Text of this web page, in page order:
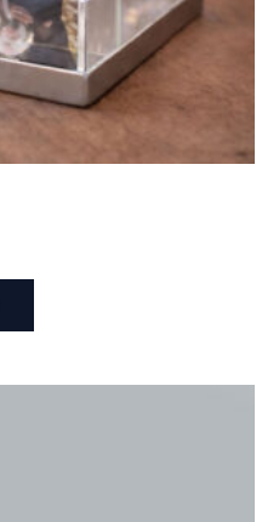
productpagina